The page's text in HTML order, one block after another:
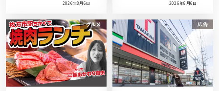
2026年8月6日 2026年8月6日
グルメ 広告